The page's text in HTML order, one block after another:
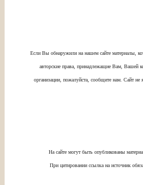
Если Вы обнаружили на нашем сайте материалы,
авторские права, принадлежащие Вам, Вашей
организации, пожалуйста, сообщите нам. Сайт
На сайте могут быть опубликованы
При цитировании ссылка на источник